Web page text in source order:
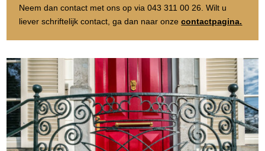
Neem dan contact met ons op via 043 311 00 26. Wilt u
liever schriftelijk contact, ga dan naar onzecontactpagina.